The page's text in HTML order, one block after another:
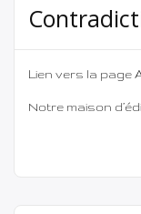
Lien vers la page
Notre maison